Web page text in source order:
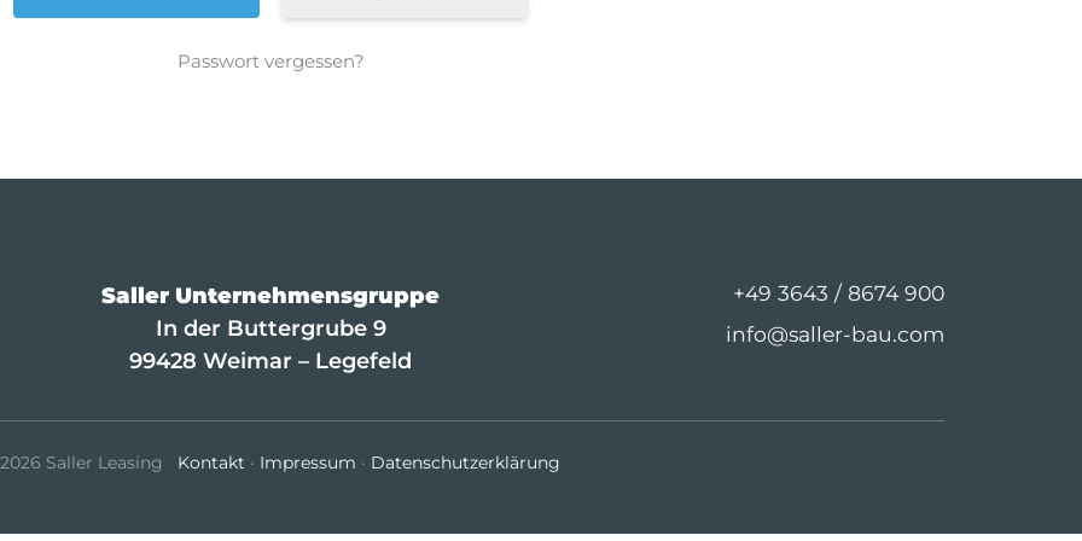
Passwort vergessen?
Saller Unternehmensgruppe
In der Buttergrube 9
99428 Weimar – Legefeld
+49 3643 / 8674 900
info@saller-bau.com
Saller Leasing Kontakt · Impressum · Datenschutzerklärung